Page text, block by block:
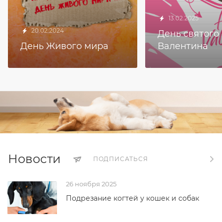
20.02.2024
День Живого мира
13.02.2025
День святого
Валентина
Новости ПОДПИСАТЬСЯ
26 ноября 2025
Подрезание когтей у кошек и собак